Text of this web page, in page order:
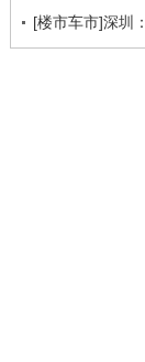
[楼市车市]深圳